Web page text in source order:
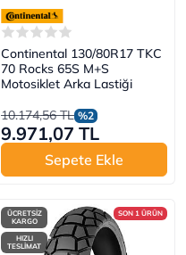
Continental 130/80R17 TKC
70 Rocks 65S M+S
Motosiklet Arka Lastiği
10.174,56 TL %2
9.971,07 TL
Sepete Ekle
ÜCRETSİZ
KARGO
HIZLI
TESLİMAT
SON 1 ÜRÜN